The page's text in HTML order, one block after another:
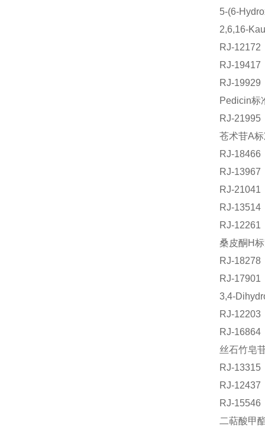
5-(6-
2,6,16-
RJ-
RJ-
RJ-
Pedicin
RJ-
苍术苷A
RJ-
RJ-
RJ-
RJ-
RJ-
桑皮酮H
RJ-
RJ-
3,4-
RJ-
RJ-
丝石竹皂
RJ-
RJ-
RJ-
二萜酸甲